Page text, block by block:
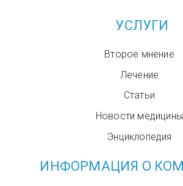
УСЛУГИ
Второе мнение
Лечение
Статьи
Новости медицины
Энциклопедия
ИНФОРМАЦИЯ О